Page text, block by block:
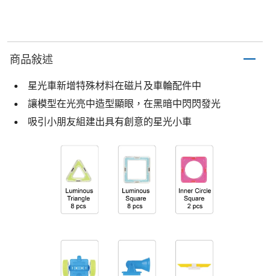
商品敍述
星光車新增特殊材料在磁片及車輪配件中
讓模型在光亮中造型顯眼，在黑暗中閃閃發光
吸引小朋友組建出具有創意的星光小車